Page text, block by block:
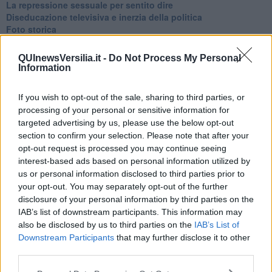
QUInewsVersilia.it - Do Not Process My Personal
Information
If you wish to opt-out of the sale, sharing to third parties, or
processing of your personal or sensitive information for
targeted advertising by us, please use the below opt-out
section to confirm your selection. Please note that after your
opt-out request is processed you may continue seeing
interest-based ads based on personal information utilized by
us or personal information disclosed to third parties prior to
your opt-out. You may separately opt-out of the further
disclosure of your personal information by third parties on the
IAB’s list of downstream participants. This information may
also be disclosed by us to third parties on the IAB’s List of
Downstream Participants that may further disclose it to other
La repressione sessuale per sentito dire
Diseducazione televisiva e inerzia della politica
Foto storica
Nostalgia del sangue blu
Teste calde
Da Capodanno a Carnevale
Schizzi di fango
Sor-riso amaro
Fine anno al ristorante
La festa di Capodanno
Natale 2024
Re e regnanti
A noi interessa il dito non la luna
Come rubare allo stato e vivere felici
Una performance
Il compagno
​Io (allo specchio)
Passato, presente, futuro